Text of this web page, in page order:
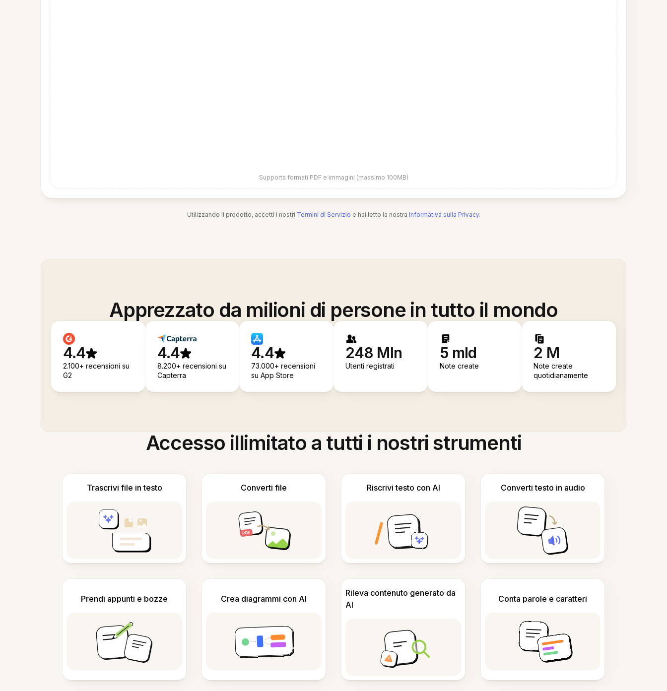
Supporta formati PDF e immagini (massimo 100MB)
Utilizzando il prodotto, accetti i nostri Termini di Servizio e hai letto la nostra Informativa sulla Privacy.
Apprezzato da milioni di persone in tutto il mondo
4.4
2.100+ recensioni su
G2
4.4
8.200+ recensioni su
Capterra
4.4
73.000+ recensioni
su App Store
248 Mln
Utenti registrati
5 mld
Note create
2 M
Note create
quotidianamente
Accesso illimitato a tutti i nostri strumenti
Trascrivi file in testo Converti file Riscrivi testo con AI Converti testo in audio
Prendi appunti e bozze Crea diagrammi con AI
Rileva contenuto generato da
AI
Conta parole e caratteri